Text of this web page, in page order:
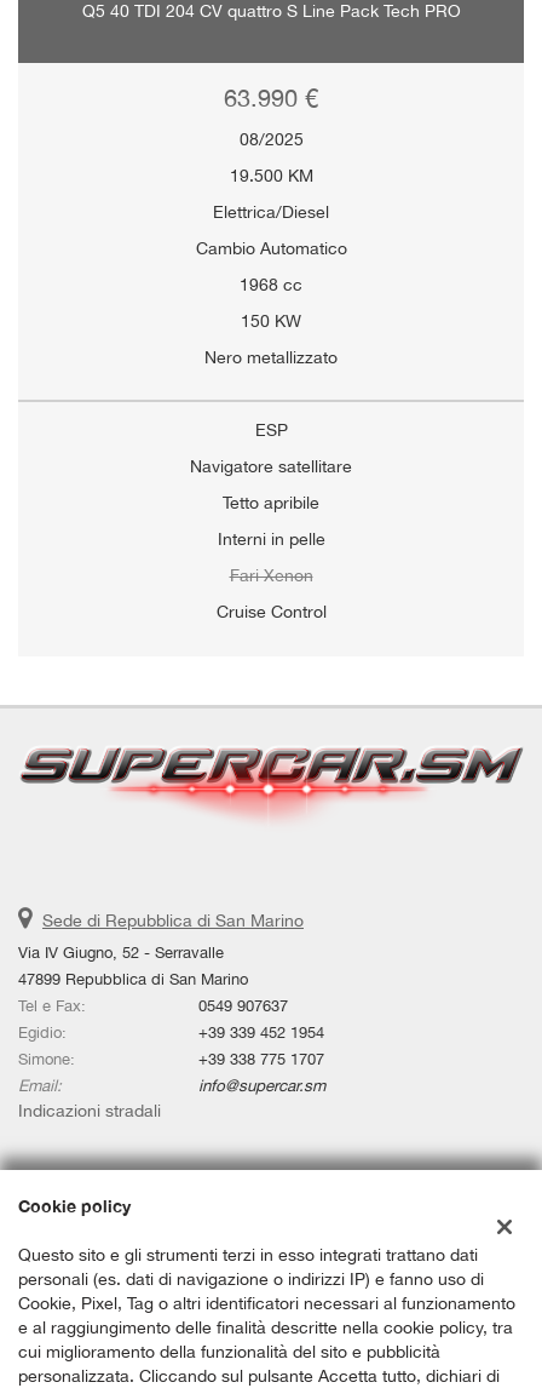
Q5 40 TDI 204 CV quattro S Line Pack Tech PRO
63.990 €
08/2025
19.500 KM
Elettrica/Diesel
Cambio Automatico
1968 cc
150 KW
Nero metallizzato
ESP
Navigatore satellitare
Tetto apribile
Interni in pelle
Fari Xenon
Cruise Control
Sede di Repubblica di San Marino
Via IV Giugno, 52 - Serravalle
47899 Repubblica di San Marino
Tel e Fax:
0549 907637
Egidio:
+39 339 452 1954
Simone:
+39 338 775 1707
Email:
info@supercar.sm
Indicazioni stradali
Dati fiscali:
Via IV Giugno, 52 - Serravalle
C.F/P.IVA:SM 23255
Registro delle imprese:Repubblica di San Marino
Cookie policy
Questo sito e gli strumenti terzi in esso integrati trattano dati
personali (es. dati di navigazione o indirizzi IP) e fanno uso di
Cookie, Pixel, Tag o altri identificatori necessari al funzionamento
e al raggiungimento delle finalità descritte nella cookie policy, tra
cui miglioramento della funzionalità del sito e pubblicità
personalizzata. Cliccando sul pulsante Accetta tutto, dichiari di